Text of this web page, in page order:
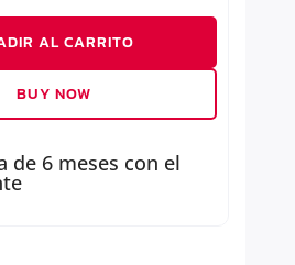
AL CARRITO
BUY NOW
de 6 meses con el